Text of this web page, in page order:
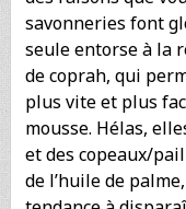
savonneries font
seule entorse à la
de coprah, qui
plus vite et plus
mousse. Hélas,
et des copeaux/
de l’huile de